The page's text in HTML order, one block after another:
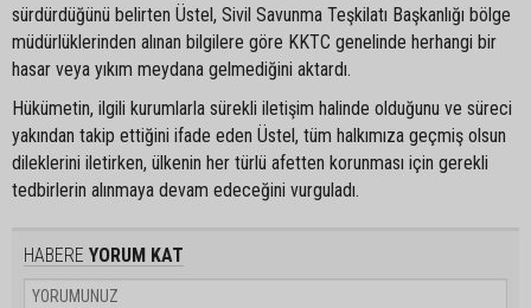
sürdürdüğünü belirten Üstel, Sivil Savunma Teşkilatı Başkanlığı bölge
müdürlüklerinden alınan bilgilere göre KKTC genelinde herhangi bir
hasar veya yıkım meydana gelmediğini aktardı.
Hükümetin, ilgili kurumlarla sürekli iletişim halinde olduğunu ve süreci
yakından takip ettiğini ifade eden Üstel, tüm halkımıza geçmiş olsun
dileklerini iletirken, ülkenin her türlü afetten korunması için gerekli
tedbirlerin alınmaya devam edeceğini vurguladı.
HABERE YORUM KAT